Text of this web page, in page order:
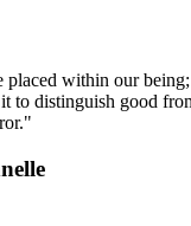
placed within our
to distinguish good